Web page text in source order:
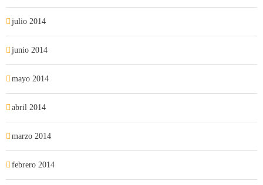
julio 2014
junio 2014
mayo 2014
abril 2014
marzo 2014
febrero 2014